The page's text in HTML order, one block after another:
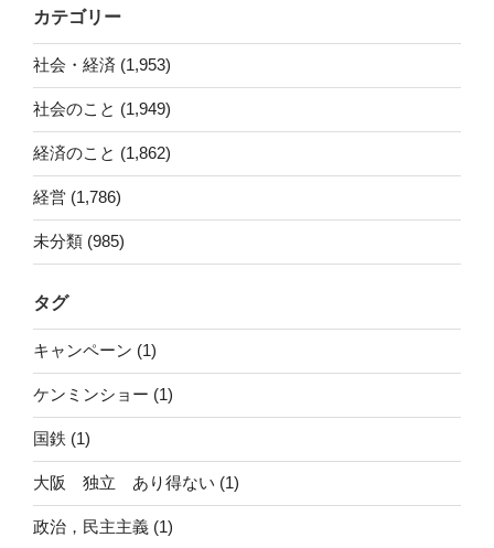
カテゴリー
社会・経済 (1,953)
社会のこと (1,949)
経済のこと (1,862)
経営 (1,786)
未分類 (985)
タグ
キャンペーン (1)
ケンミンショー (1)
国鉄 (1)
大阪 独立 あり得ない (1)
政治，民主主義 (1)